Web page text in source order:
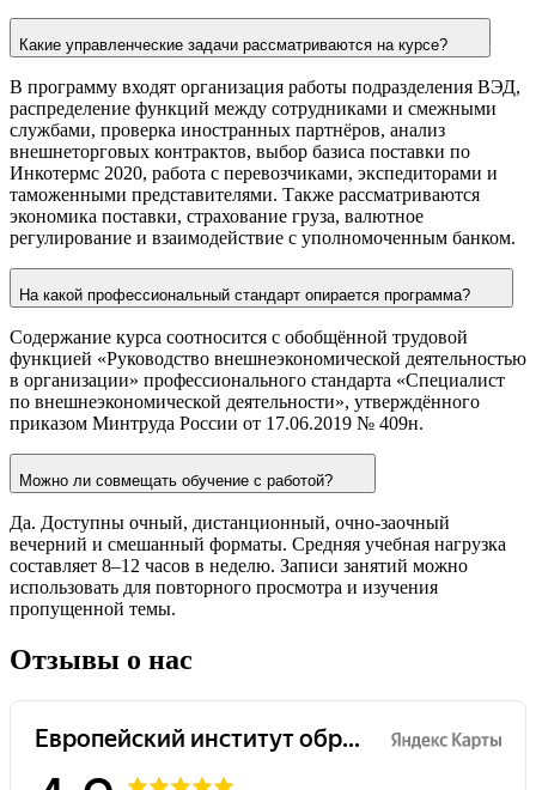
Какие управленческие задачи рассматриваются на курсе?
В программу входят организация работы подразделения ВЭД,
распределение функций между сотрудниками и смежными
службами, проверка иностранных партнёров, анализ
внешнеторговых контрактов, выбор базиса поставки по
Инкотермс 2020, работа с перевозчиками, экспедиторами и
таможенными представителями. Также рассматриваются
экономика поставки, страхование груза, валютное
регулирование и взаимодействие с уполномоченным банком.
На какой профессиональный стандарт опирается программа?
Содержание курса соотносится с обобщённой трудовой
функцией «Руководство внешнеэкономической деятельностью
в организации» профессионального стандарта «Специалист
по внешнеэкономической деятельности», утверждённого
приказом Минтруда России от 17.06.2019 № 409н.
Можно ли совмещать обучение с работой?
Да. Доступны очный, дистанционный, очно-заочный
вечерний и смешанный форматы. Средняя учебная нагрузка
составляет 8–12 часов в неделю. Записи занятий можно
использовать для повторного просмотра и изучения
пропущенной темы.
Отзывы о нас